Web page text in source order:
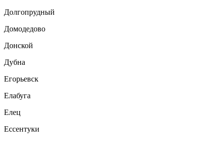
Долгопрудный
Домодедово
Донской
Дубна
Егорьевск
Елабуга
Елец
Ессентуки